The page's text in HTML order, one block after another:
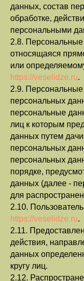
данных, состав
обработке,
персональными
2.8.
относящаяся
или
https://veselidze.ru.
2.9.
персональных
персональные
лиц к которым
данных путем
персональных
персональных
порядке,
данных (далее -
для
2.10.
https://veselidze.ru.
2.11.
действия,
данных
кругу лиц.
2.12.